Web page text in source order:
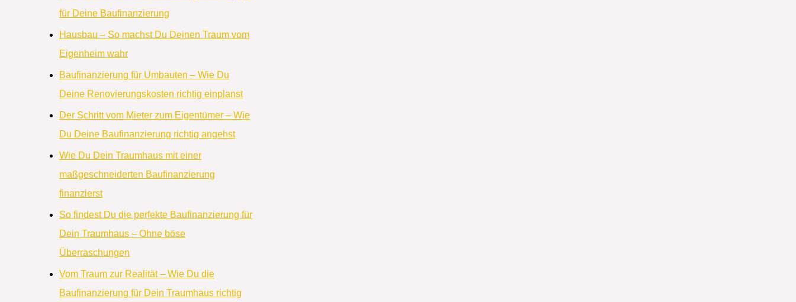
für Deine Baufinanzierung
Hausbau – So machst Du Deinen Traum vom
Eigenheim wahr
Baufinanzierung für Umbauten – Wie Du
Deine Renovierungskosten richtig einplanst
Der Schritt vom Mieter zum Eigentümer – Wie
Du Deine Baufinanzierung richtig angehst
Wie Du Dein Traumhaus mit einer
maßgeschneiderten Baufinanzierung
finanzierst
So findest Du die perfekte Baufinanzierung für
Dein Traumhaus – Ohne böse
Überraschungen
Vom Traum zur Realität – Wie Du die
Baufinanzierung für Dein Traumhaus richtig